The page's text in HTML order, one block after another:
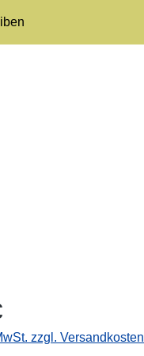
zzgl. Versandkosten